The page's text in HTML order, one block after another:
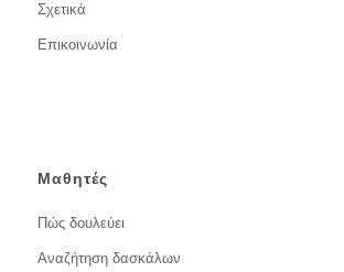
Σχετικά
Επικοινωνία
Μαθητές
Πώς δουλεύει
Αναζήτηση δασκάλων